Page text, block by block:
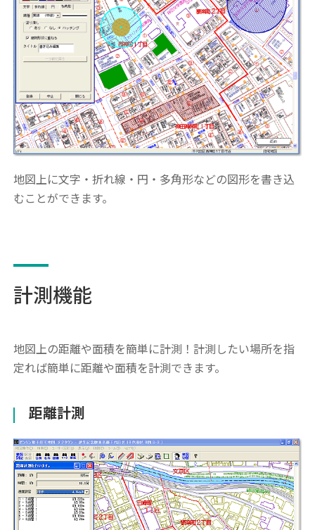
地図上に文字・折れ線・円・多角形などの図形を書き込
むことができます。
計測機能
地図上の距離や面積を簡単に計測！計測したい場所を指
定れば簡単に距離や面積を計測できます。
距離計測